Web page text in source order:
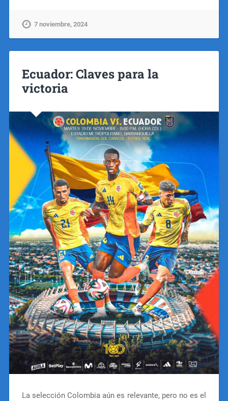
7 noviembre, 2024
Ecuador: Claves para la
victoria
La selección Colombia aún es relevante, pero no es el